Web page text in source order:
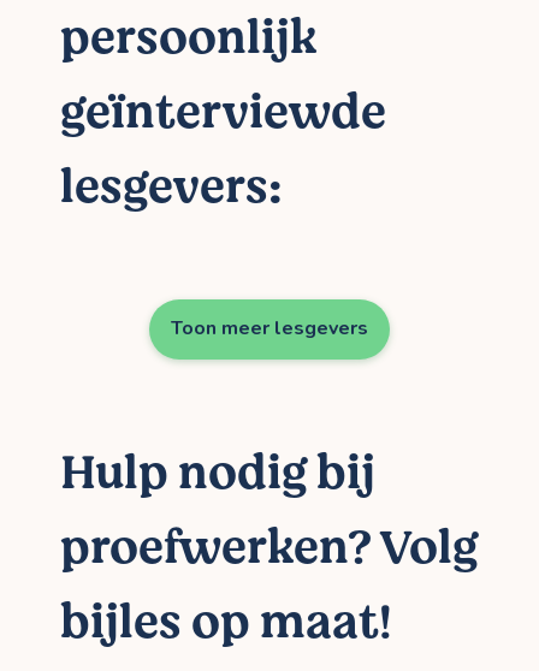
persoonlijk
geïnterviewde
lesgevers:
Toon meer lesgevers
Hulp nodig bij
proefwerken? Volg
bijles op maat!